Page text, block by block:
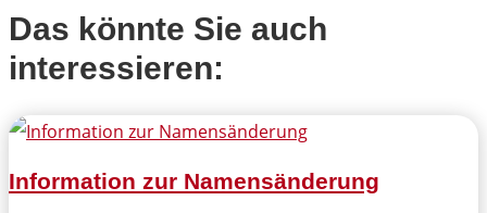
Das könnte Sie auch
interessieren:
Information zur Namensänderung